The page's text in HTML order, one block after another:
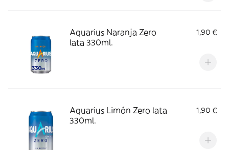
Aquarius Naranja Zero
lata 330ml.
1,90 €
Aquarius Limón Zero lata
330ml.
1,90 €